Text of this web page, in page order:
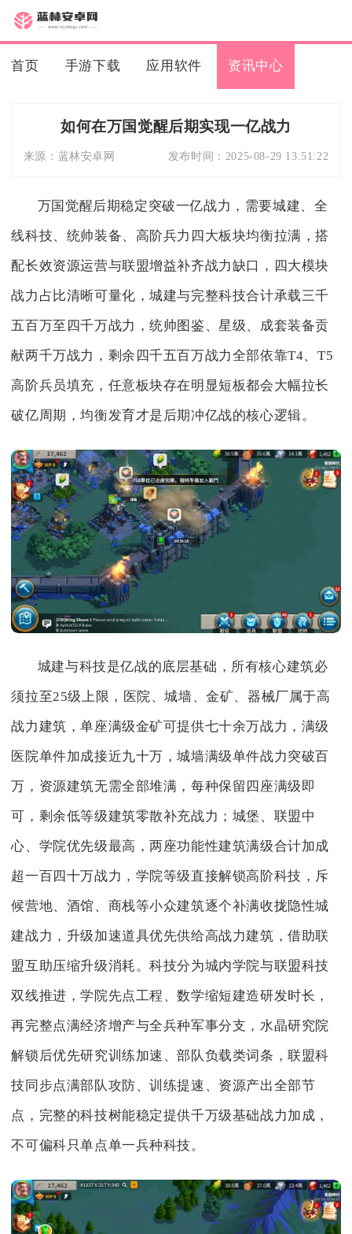
首页 手游下载 应用软件 资讯中心
如何在万国觉醒后期实现一亿战力
来源： 蓝林安卓网 发布时间： 2025-08-29 13:51:22
万国觉醒后期稳定突破一亿战力，需要城建、全
线科技、统帅装备、高阶兵力四大板块均衡拉满，搭
配长效资源运营与联盟增益补齐战力缺口，四大模块
战力占比清晰可量化，城建与完整科技合计承载三千
五百万至四千万战力，统帅图鉴、星级、成套装备贡
献两千万战力，剩余四千五百万战力全部依靠T4、T5
高阶兵员填充，任意板块存在明显短板都会大幅拉长
破亿周期，均衡发育才是后期冲亿战的核心逻辑。
城建与科技是亿战的底层基础，所有核心建筑必
须拉至25级上限，医院、城墙、金矿、器械厂属于高
战力建筑，单座满级金矿可提供七十余万战力，满级
医院单件加成接近九十万，城墙满级单件战力突破百
万，资源建筑无需全部堆满，每种保留四座满级即
可，剩余低等级建筑零散补充战力；城堡、联盟中
心、学院优先级最高，两座功能性建筑满级合计加成
超一百四十万战力，学院等级直接解锁高阶科技，斥
候营地、酒馆、商栈等小众建筑逐个补满收拢隐性城
建战力，升级加速道具优先供给高战力建筑，借助联
盟互助压缩升级消耗。科技分为城内学院与联盟科技
双线推进，学院先点工程、数学缩短建造研发时长，
再完整点满经济增产与全兵种军事分支，水晶研究院
解锁后优先研究训练加速、部队负载类词条，联盟科
技同步点满部队攻防、训练提速、资源产出全部节
点，完整的科技树能稳定提供千万级基础战力加成，
不可偏科只单点单一兵种科技。